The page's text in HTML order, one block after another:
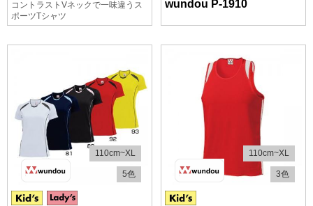
コントラストVネックで一味違うス
ポーツTシャツ
wundou P-1910
5色
110cm~XL
3色
110cm~XL